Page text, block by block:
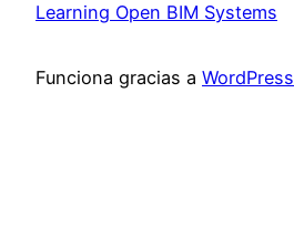
Learning Open BIM Systems
Funciona gracias a WordPress